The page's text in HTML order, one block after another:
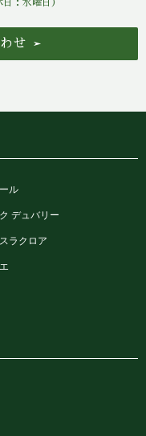
：水曜日）
せ
ル
デュバリー
ラクロア